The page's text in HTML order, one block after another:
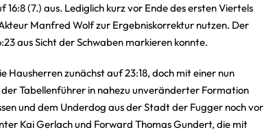
(7.) aus. Lediglich kurz vor Ende des ersten Viertels
Manfred Wolf zur Ergebniskorrektur nutzen. Der
aus Sicht der Schwaben markieren konnte.
zunächst auf 23:18, doch mit einer nun
Tabellenführer in nahezu unveränderter Formation
und dem Underdog aus der Stadt der Fugger noch vor
Kai Gerlach und Forward Thomas Gundert, die mit